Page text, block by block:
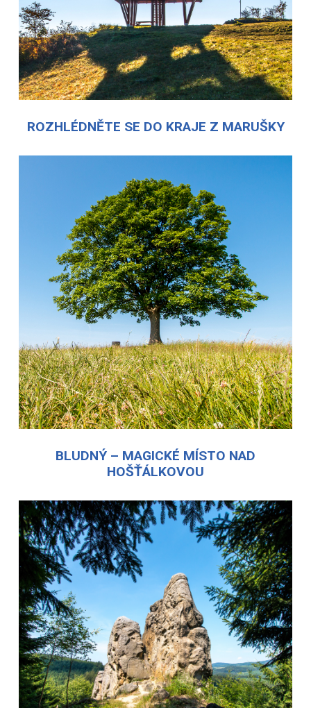
ROZHLÉDNĚTE SE DO KRAJE Z MARUŠKY
BLUDNÝ – MAGICKÉ MÍSTO NAD
HOŠŤÁLKOVOU